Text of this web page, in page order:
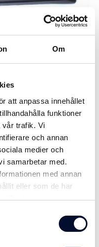
Om
att anpassa innehållet
funktioner
vår trafik. Vi
och annan
medier och
samarbetar med.
med annan
eller som de har
tjänster.
i Bacell®, vilket är
tål solljus och suger ej
kan böjas och
1 000 x 140 x
Vikt 0,65 kg